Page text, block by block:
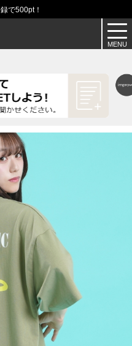
で500pt！